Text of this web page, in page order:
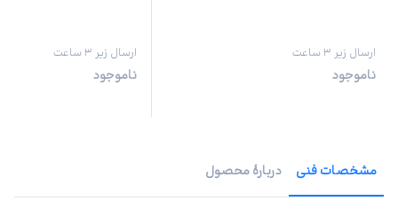
ارسال زیر ۳ ساعت
ناموجود
ارسال زیر ۳ ساعت
ناموجود
مشخصات فنی دربارهٔ محصول